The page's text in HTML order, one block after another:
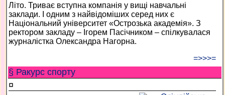
Літо. Триває вступна компанія у вищі навчальні
заклади. І одним з найвідоміших серед них є
Національний університет «Острозька академія». З
ректором закладу – Ігорем Пасічником – спілкувалася
журналістка Олександра Нагорна.
=>>>=
§ Ракурс спорту
¤